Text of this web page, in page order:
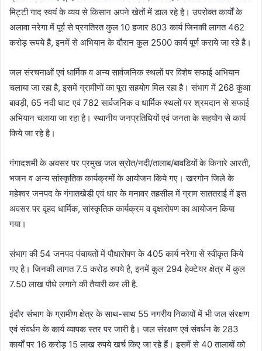
मिट्टी गाद स्वयं के व्यय से किसान अपने खेतों में डाल रहे है। उपरोक्त कार्यों के
अलावा नरेगा में पूर्व से प्रगतिरत कुल 10 हजार 803 कार्य जिनकी लागत 462
करोड़ रूपये है, इनमें से अभियान के दौरान कुल 2500 कार्य पूर्ण कराये जा रहे है।
जल संरचनाओं एवं धार्मिक व अन्य सार्वजनिक स्थलों पर विशेष सफाई अभियान
चलाया जा रहा है, इसमें ग्रामीणों का पूरा सहयोग मिल रहा है। संभाग में 268 कुंआ
बावड़ी, 65 नदी घाट एवं 782 सार्वजनिक व धार्मिक स्थलों पर श्रमदान से सफाई
अभियान चलाया जा रहा है। स्थानीय जनप्रतिधियों एवं जनता के सहयोग से कार्य
किये जा रहे है।
गंगादशमी के अवसर पर प्रमुख जल स्रोत/नदी/तालाब/बावडियों के किनारे आरती,
भजन व अन्य सांस्कृतिक कार्यक्रमों के आयोजन किये गए। खरगोन जिले के
महेश्वर जनपद के गंगातखेडी एवं धार के मनावर तहसील में ग्राम साततराई में इस
अवसर पर वृहद धार्मिक, सांस्कृतिक कार्यक्रम व वृक्षारोपण का आयोजन किया
गया।
संभाग की 54 जनपद पंचायतों में पौधारोपण के 405 कार्य नरेगा से स्वीकृत किये
गए है। जिनकी लागत 7.5 करोड़ रुपये है, इनमें कुल 294 हेक्टेयर क्षेत्र में कुल
7.50 लाख पौधे लगाने की तैयारी कर ली है.
इंदौर संभाग के ग्रामीण क्षेत्र के साथ-साथ 55 नगरीय निकायों में भी जल संरक्षण
एवं संवर्धन के कार्य व्यापक स्तर पर जारी है। जल संरक्षण एवं संवर्धन के 283
कार्यों पर 16 करोड़ 15 लाख रुपये खर्च किए जा रहे हैं। इसमें से 40 तालाबों को